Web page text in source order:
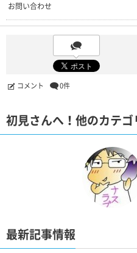
お問い合わせ
コメント 0件
初見さんへ！他のカテゴ
最新記事情報